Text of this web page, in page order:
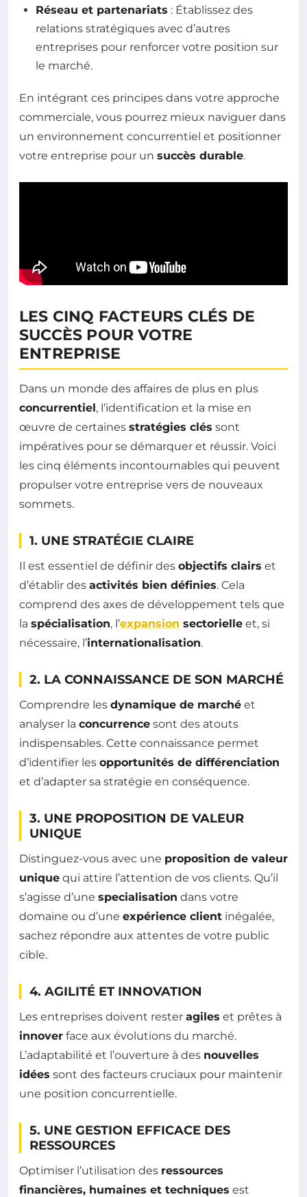
Réseau et partenariats : Établissez des
relations stratégiques avec d’autres
entreprises pour renforcer votre position sur
le marché.
En intégrant ces principes dans votre approche
commerciale, vous pourrez mieux naviguer dans
un environnement concurrentiel et positionner
votre entreprise pour un succès durable.
LES CINQ FACTEURS CLÉS DE
SUCCÈS POUR VOTRE
ENTREPRISE
Dans un monde des affaires de plus en plus
concurrentiel, l’identification et la mise en
œuvre de certaines stratégies clés sont
impératives pour se démarquer et réussir. Voici
les cinq éléments incontournables qui peuvent
propulser votre entreprise vers de nouveaux
sommets.
1. UNE STRATÉGIE CLAIRE
Il est essentiel de définir des objectifs clairs et
d’établir des activités bien définies. Cela
comprend des axes de développement tels que
la spécialisation, l’expansion sectorielle et, si
nécessaire, l’internationalisation.
2. LA CONNAISSANCE DE SON MARCHÉ
Comprendre les dynamique de marché et
analyser la concurrence sont des atouts
indispensables. Cette connaissance permet
d’identifier les opportunités de différenciation
et d’adapter sa stratégie en conséquence.
3. UNE PROPOSITION DE VALEUR
UNIQUE
Distinguez-vous avec une proposition de valeur
unique qui attire l’attention de vos clients. Qu’il
s’agisse d’une specialisation dans votre
domaine ou d’une expérience client inégalée,
sachez répondre aux attentes de votre public
cible.
4. AGILITÉ ET INNOVATION
Les entreprises doivent rester agiles et prêtes à
innover face aux évolutions du marché.
L’adaptabilité et l’ouverture à des nouvelles
idées sont des facteurs cruciaux pour maintenir
une position concurrentielle.
5. UNE GESTION EFFICACE DES
RESSOURCES
Optimiser l’utilisation des ressources
financières, humaines et techniques est